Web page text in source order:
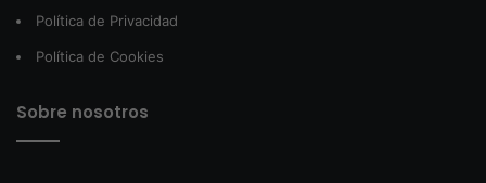
Política de Privacidad
Política de Cookies
Sobre nosotros